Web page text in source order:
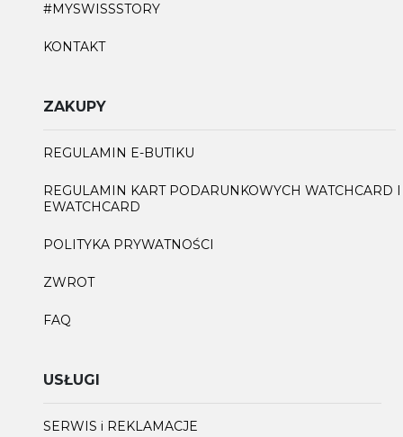
#MYSWISSSTORY
KONTAKT
ZAKUPY
REGULAMIN E-BUTIKU
REGULAMIN KART PODARUNKOWYCH WATCHCARD I
EWATCHCARD
POLITYKA PRYWATNOŚCI
ZWROT
FAQ
USŁUGI
SERWIS i REKLAMACJE